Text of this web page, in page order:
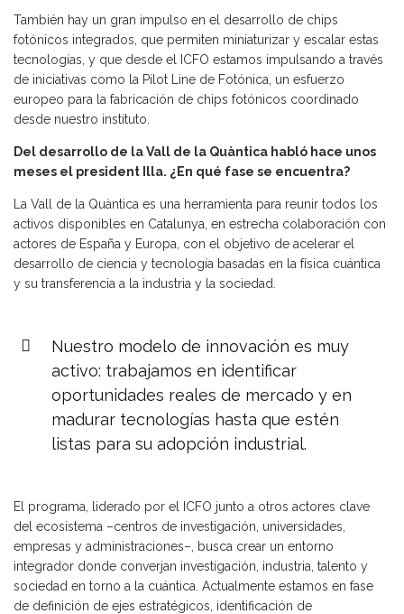
También hay un gran impulso en el desarrollo de chips
fotónicos integrados, que permiten miniaturizar y escalar estas
tecnologías, y que desde el ICFO estamos impulsando a través
de iniciativas como la Pilot Line de Fotónica, un esfuerzo
europeo para la fabricación de chips fotónicos coordinado
desde nuestro instituto.
Del desarrollo de laVall de la Quàntica habló hace unos
meses el president Illa. ¿En qué fase se encuentra?
La Vall de la Quàntica es una herramienta para reunir todos los
activos disponibles en Catalunya, en estrecha colaboración con
actores de España y Europa, con el objetivo de acelerar el
desarrollo de ciencia y tecnología basadas en la física cuántica
y su transferencia a la industria y la sociedad.
Nuestro modelo de innovación es muy
activo: trabajamos en identificar
oportunidades reales de mercado y en
madurar tecnologías hasta que estén
listas para su adopción industrial.
El programa, liderado por el ICFO junto a otros actores clave
del ecosistema –centros de investigación, universidades,
empresas y administraciones–, busca crear un entorno
integrador donde converjan investigación, industria, talento y
sociedad en torno a la cuántica. Actualmente estamos en fase
de definición de ejes estratégicos, identificación de